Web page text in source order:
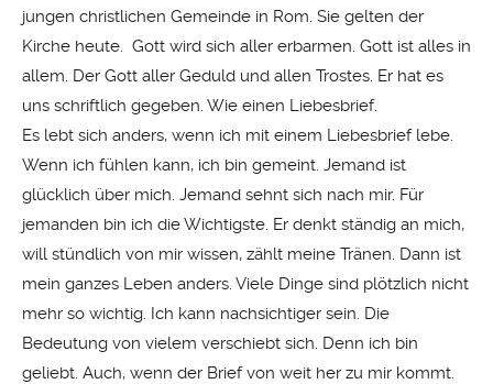
jungen christlichen Gemeinde in Rom. Sie gelten der
Kirche heute. Gott wird sich aller erbarmen. Gott ist alles in
allem. Der Gott aller Geduld und allen Trostes. Er hat es
uns schriftlich gegeben. Wie einen Liebesbrief.
Es lebt sich anders, wenn ich mit einem Liebesbrief lebe.
Wenn ich fühlen kann, ich bin gemeint. Jemand ist
glücklich über mich. Jemand sehnt sich nach mir. Für
jemanden bin ich die Wichtigste. Er denkt ständig an mich,
will stündlich von mir wissen, zählt meine Tränen. Dann ist
mein ganzes Leben anders. Viele Dinge sind plötzlich nicht
mehr so wichtig. Ich kann nachsichtiger sein. Die
Bedeutung von vielem verschiebt sich. Denn ich bin
geliebt. Auch, wenn der Brief von weit her zu mir kommt.